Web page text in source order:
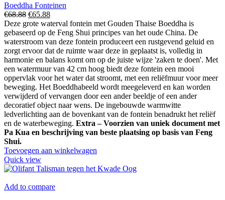
Boeddha Fonteinen
€68.88 Oorspronkelijke
prijs
was:
€68.88.
€65.88Huidige
prijs
is:
€65.88.
Deze grote waterval fontein met Gouden Thaise Boeddha is
gebaseerd op de Feng Shui principes van het oude China. De
waterstroom van deze fontein produceert een rustgevend geluid en
zorgt ervoor dat de ruimte waar deze in geplaatst is, volledig in
harmonie en balans komt om op de juiste wijze 'zaken te doen'. Met
een watermuur van 42 cm hoog biedt deze fontein een mooi
oppervlak voor het water dat stroomt, met een reliëfmuur voor meer
beweging. Het Boeddhabeeld wordt meegeleverd en kan worden
verwijderd of vervangen door een ander beeldje of een ander
decoratief object naar wens. De ingebouwde warmwitte
ledverlichting aan de bovenkant van de fontein benadrukt het reliëf
en de waterbeweging. Extra – Voorzien van uniek document met
Pa Kua en beschrijving van beste plaatsing op basis van Feng
Shui.
Toevoegen aan winkelwagen
Quick view
Add to compare